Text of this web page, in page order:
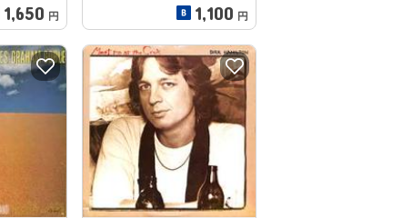
1,650 円 1,100 円